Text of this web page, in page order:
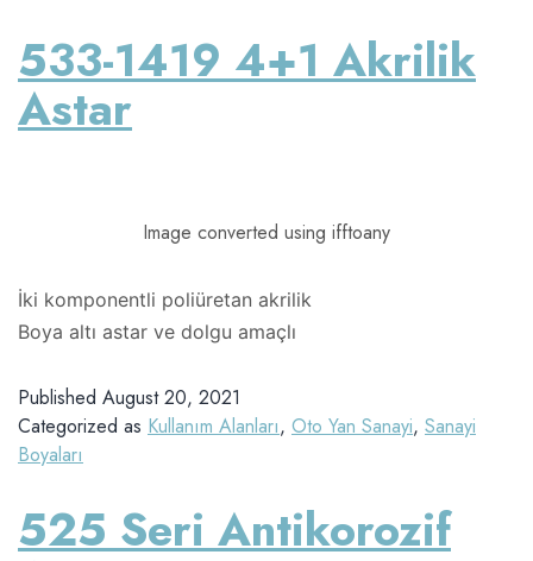
533-1419 4+1 Akrilik
Astar
Image converted using ifftoany
İki komponentli poliüretan akrilik
Boya altı astar ve dolgu amaçlı
Published August 20, 2021
Categorized as Kullanım Alanları, Oto Yan Sanayi, Sanayi
Boyaları
525 Seri Antikorozif